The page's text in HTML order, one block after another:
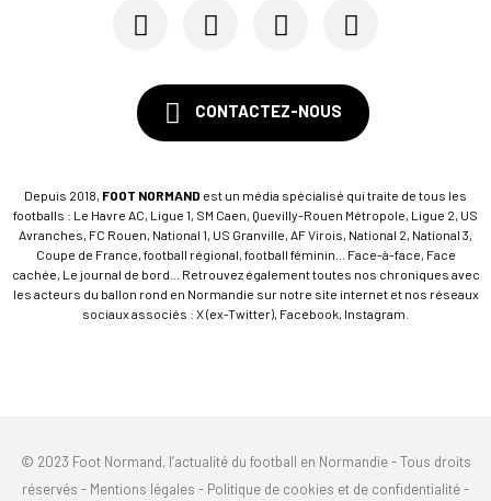
Le Stade Malherbe sur le point de sécuriser une...
CONTACTEZ-NOUS
Depuis 2018, FOOT NORMAND est un média spécialisé qui traite de tous les
footballs : Le Havre AC, Ligue 1, SM Caen, Quevilly-Rouen Métropole, Ligue 2, US
Avranches, FC Rouen, National 1, US Granville, AF Virois, National 2, National 3,
Coupe de France, football régional, football féminin... Face-à-face, Face
cachée, Le journal de bord... Retrouvez également toutes nos chroniques avec
les acteurs du ballon rond en Normandie sur notre site internet et nos réseaux
sociaux associés : X (ex-Twitter), Facebook, Instagram.
© 2023 Foot Normand, l’actualité du football en Normandie - Tous droits
réservés - Mentions légales - Politique de cookies et de confidentialité-